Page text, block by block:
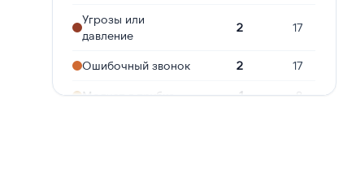
Угрозы или
давление
2 17
Ошибочный звонок 2 17
Молчат в трубке 1 8